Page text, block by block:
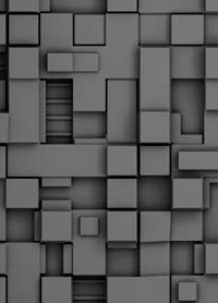
δήμους της χώρας. Το
υλικό στο
την ανάρτηση. Επίσης, σας
έχουν "ξεφύγει" ορκωμοσίες,
τους υλικό στο
εδώ, άμεσα.
Θεσσαλονίκη: Ορκίστηκαν
αστυνομικοί – Τι τους
Ενισχύεται το έργο της
καθώς το πρωί
οι 75 νέοι δημοτικοί